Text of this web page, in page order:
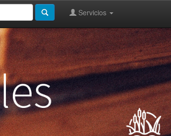
Servicios